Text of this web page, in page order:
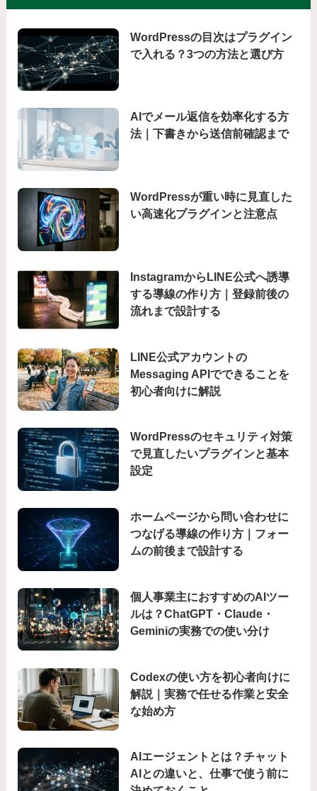
WordPressの目次はプラグイン
で入れる？3つの方法と選び方
AIでメール返信を効率化する方
法｜下書きから送信前確認まで
WordPressが重い時に見直した
い高速化プラグインと注意点
InstagramからLINE公式へ誘導
する導線の作り方｜登録前後の
流れまで設計する
LINE公式アカウントの
Messaging APIでできることを
初心者向けに解説
WordPressのセキュリティ対策
で見直したいプラグインと基本
設定
ホームページから問い合わせに
つなげる導線の作り方｜フォー
ムの前後まで設計する
個人事業主におすすめのAIツー
ルは？ChatGPT・Claude・
Geminiの実務での使い分け
Codexの使い方を初心者向けに
解説｜実務で任せる作業と安全
な始め方
AIエージェントとは？チャット
AIとの違いと、仕事で使う前に